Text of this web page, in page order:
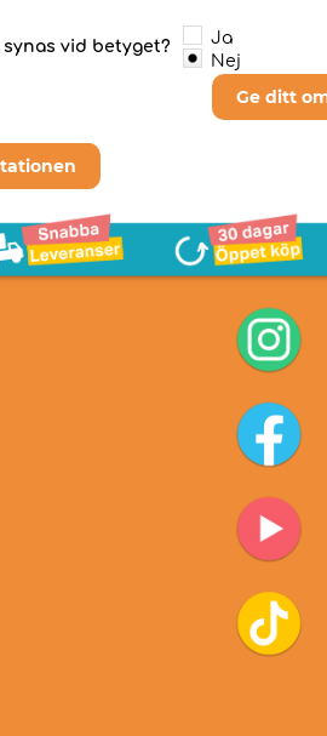
vid betyget?
Ja
Nej
Ge ditt